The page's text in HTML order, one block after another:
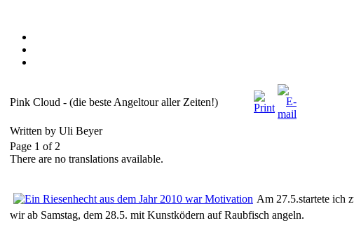
Pink Cloud - (die beste Angeltour aller Zeiten!)
Written by Uli Beyer
Page 1 of 2
There are no translations available.
Am 27.5.startete ich
wir ab Samstag, dem 28.5. mit Kunstködern auf Raubfisch angeln.